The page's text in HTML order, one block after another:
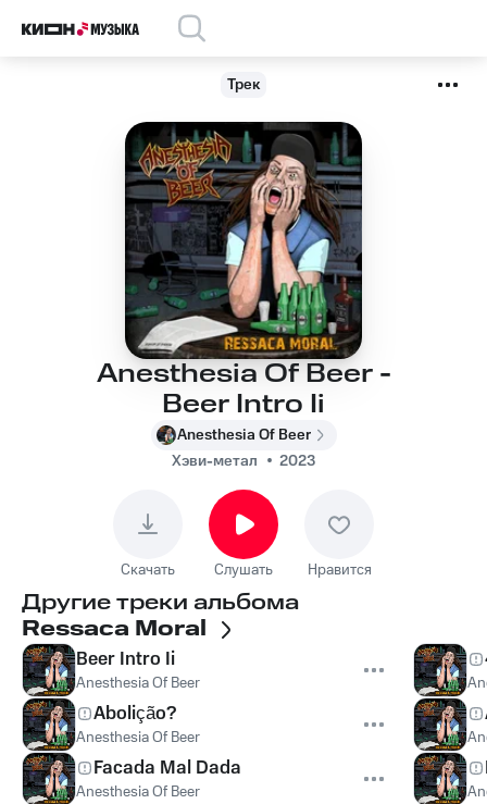
Трек
Anesthesia Of Beer -
Beer Intro Ii
Anesthesia Of Beer
Хэви-метал
2023
Скачать Слушать Нравится
Другие треки альбома
Ressaca Moral
Beer Intro Ii
Anesthesia Of Beer
Abolição?
Anesthesia Of Beer
Facada Mal Dada
Anesthesia Of Beer